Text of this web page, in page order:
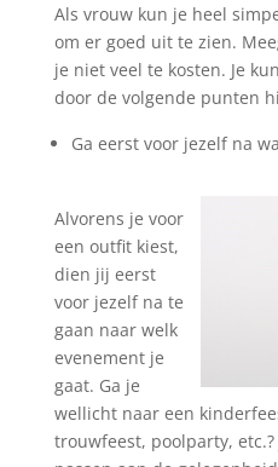
Als vrouw kun je heel
om er goed uit te zien.
je niet veel te kosten. Je
door de volgende punten
Ga eerst voor jezelf na
Alvorens je voor
een outfit kiest,
dien jij eerst
voor jezelf na te
gaan naar welk
evenement je
gaat. Ga je
wellicht naar een
trouwfeest, poolparty,